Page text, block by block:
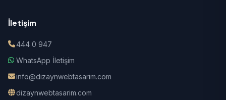
İletişim
444 0 947
WhatsApp İletişim
info@dizaynwebtasarim.com
dizaynwebtasarim.com